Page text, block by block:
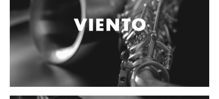
Ukulele
Mandolina
Banjo
Cuerdas